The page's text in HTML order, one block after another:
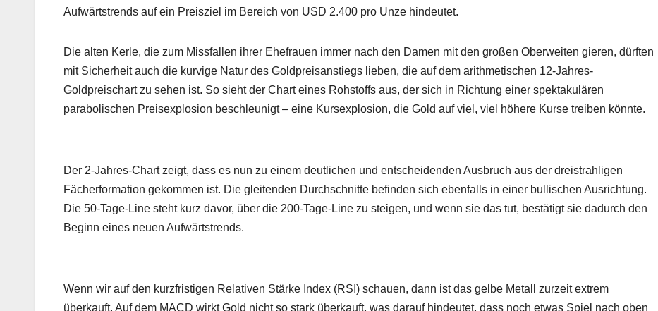
Aufwärtstrends auf ein Preisziel im Bereich von USD 2.400 pro Unze hindeutet.
Die alten Kerle, die zum Missfallen ihrer Ehefrauen immer nach den Damen mit den großen Oberweiten gieren, dürften
mit Sicherheit auch die kurvige Natur des Goldpreisanstiegs lieben, die auf dem arithmetischen 12-Jahres-
Goldpreischart zu sehen ist. So sieht der Chart eines Rohstoffs aus, der sich in Richtung einer spektakulären
parabolischen Preisexplosion beschleunigt – eine Kursexplosion, die Gold auf viel, viel höhere Kurse treiben könnte.
Der 2-Jahres-Chart zeigt, dass es nun zu einem deutlichen und entscheidenden Ausbruch aus der dreistrahligen
Fächerformation gekommen ist. Die gleitenden Durchschnitte befinden sich ebenfalls in einer bullischen Ausrichtung.
Die 50-Tage-Line steht kurz davor, über die 200-Tage-Line zu steigen, und wenn sie das tut, bestätigt sie dadurch den
Beginn eines neuen Aufwärtstrends.
Wenn wir auf den kurzfristigen Relativen Stärke Index (RSI) schauen, dann ist das gelbe Metall zurzeit extrem
überkauft. Auf dem MACD wirkt Gold nicht so stark überkauft, was darauf hindeutet, dass noch etwas Spiel nach oben